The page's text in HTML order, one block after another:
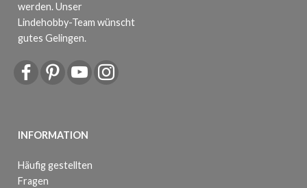
werden. Unser
Lindehobby-Team wünscht
gutes Gelingen.
INFORMATION
Häufig gestellten
Fragen